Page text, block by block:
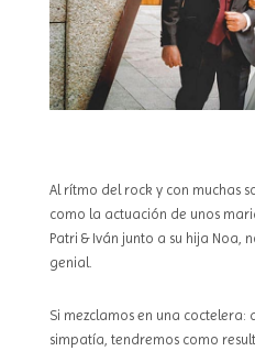
Al rítmo del rock y con muchas
como la actuación de unos
Patri & Iván junto a su hija Noa,
genial.
Si mezclamos en una
simpatía, tendremos como